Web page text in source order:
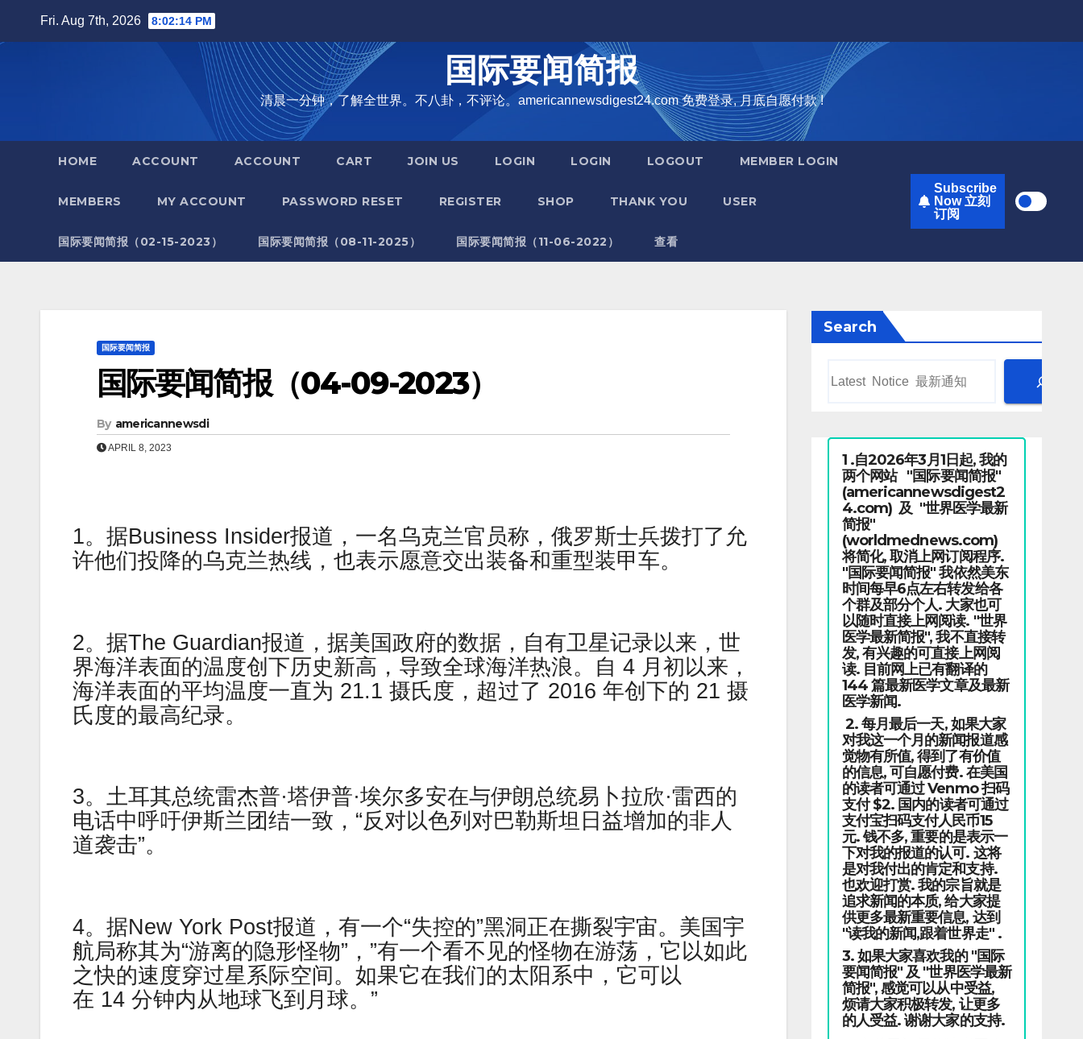
Fri. Aug 7th, 2026 8:02:15 PM
国际要闻简报
清晨一分钟，了解全世界。不八卦，不评论。americannewsdigest24.com 免费登录, 月底自愿付款 !
HOME ACCOUNT ACCOUNT CART JOIN US LOGIN LOGIN LOGOUT MEMBER LOGIN
MEMBERS MY ACCOUNT PASSWORD RESET REGISTER SHOP THANK YOU USER
国际要闻简报（02-15-2023） 国际要闻简报（08-11-2025） 国际要闻简报（11-06-2022） 查看
Subscribe
Now 立刻
订阅
国际要闻简报
国际要闻简报（04-09-2023）
By americannewsdi
APRIL 8, 2023
1。据Business Insider报道，一名乌克兰官员称，俄罗斯士兵拨打了允
许他们投降的乌克兰热线，也表示愿意交出装备和重型装甲车。
2。据The Guardian报道，据美国政府的数据，自有卫星记录以来，世
界海洋表面的温度创下历史新高，导致全球海洋热浪。自 4 月初以来，
海洋表面的平均温度一直为 21.1 摄氏度，超过了 2016 年创下的 21 摄
氏度的最高纪录。
3。土耳其总统雷杰普·塔伊普·埃尔多安在与伊朗总统易卜拉欣·雷西的
电话中呼吁伊斯兰团结一致，“反对以色列对巴勒斯坦日益增加的非人
道袭击”。
4。据New York Post报道，有一个“失控的”黑洞正在撕裂宇宙。美国宇
航局称其为“游离的隐形怪物”，”有一个看不见的怪物在游荡，它以如此
之快的速度穿过星系际空间。如果它在我们的太阳系中，它可以
在 14 分钟内从地球飞到月球。”
Search
1 .自2026年3月1日起, 我的
两个网站 "国际要闻简报"
(americannewsdigest2
4.com) 及 "世界医学最新
简报"
(worldmednews.com)
将简化, 取消上网订阅程序.
"国际要闻简报" 我依然美东
时间每早6点左右转发给各
个群及部分个人. 大家也可
以随时直接上网阅读. "世界
医学最新简报", 我不直接转
发, 有兴趣的可直接上网阅
读. 目前网上已有翻译的
144 篇最新医学文章及最新
医学新闻.
2. 每月最后一天, 如果大家
对我这一个月的新闻报道感
觉物有所值, 得到了有价值
的信息, 可自愿付费. 在美国
的读者可通过 Venmo 扫码
支付 $2. 国内的读者可通过
支付宝扫码支付人民币15
元. 钱不多, 重要的是表示一
下对我的报道的认可. 这将
是对我付出的肯定和支持.
也欢迎打赏. 我的宗旨就是
追求新闻的本质, 给大家提
供更多最新重要信息, 达到
"读我的新闻,跟着世界走" .
3. 如果大家喜欢我的 "国际
要闻简报" 及 "世界医学最新
简报", 感觉可以从中受益,
烦请大家积极转发, 让更多
的人受益. 谢谢大家的支持.